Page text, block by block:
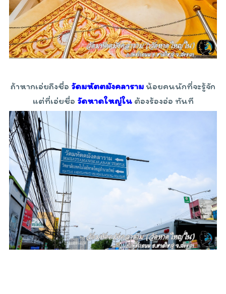
ถ้าหากเอ่ยถึงชื่อ วัดมหัตตมังคลาราม น้อยคนนักที่จะรู้จัก
แต่ที่เอ่ยชื่อ วัดหาดใหญ่ในต้องร้องอ่อ ทันที